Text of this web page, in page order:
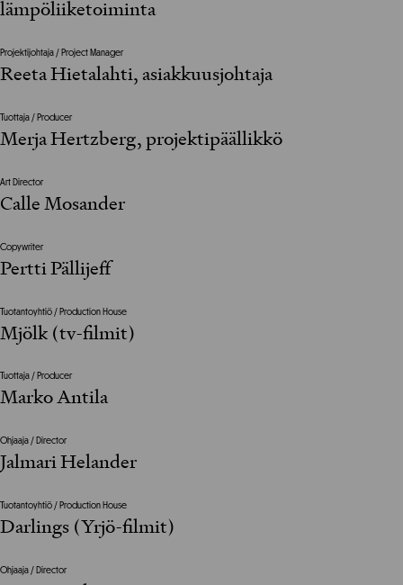
lämpöliiketoiminta
Projektijohtaja / Project Manager
Reeta Hietalahti, asiakkuusjohtaja
Tuottaja / Producer
Merja Hertzberg, projektipäällikkö
Art Director
Calle Mosander
Copywriter
Pertti Pällijeff
Tuotantoyhtiö / Production House
Mjölk (tv-filmit)
Tuottaja / Producer
Marko Antila
Ohjaaja / Director
Jalmari Helander
Tuotantoyhtiö / Production House
Darlings (Yrjö-filmit)
Ohjaaja / Director